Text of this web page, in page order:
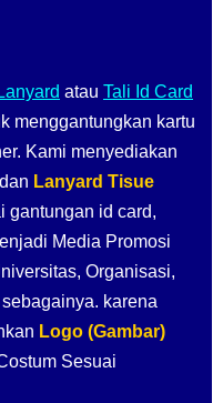
atau Tali Id Card
menggantungkan kartu
Kami menyediakan
Lanyard Tisue
gantungan id card,
Media Promosi
Organisasi,
karena
Logo (Gambar)
Sesuai